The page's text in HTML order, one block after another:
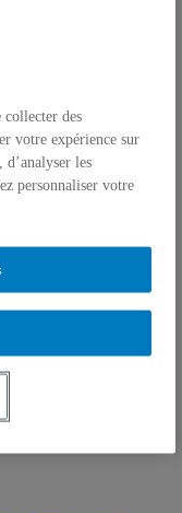
une formation de
des
votre expérience sur
d’analyser les
personnaliser votre